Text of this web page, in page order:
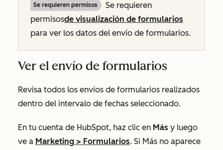
Se requieren permisos
Se requieren
permisosde visualización de formularios
para ver los datos del envío de formularios.
Ver el envío de formularios
Revisa todos los envíos de formularios realizados
dentro del intervalo de fechas seleccionado.
En tu cuenta de HubSpot, haz clic en Más y luego
ve a Marketing > Formularios. Si Más no aparece